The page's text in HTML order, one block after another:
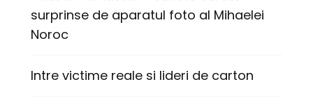
surprinse de aparatul foto al Mihaelei
Noroc
Intre victime reale si lideri de carton